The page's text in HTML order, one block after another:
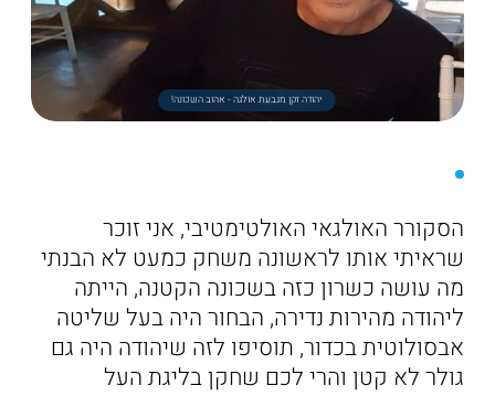
יהודה זקן מגבעת אולגה - אהוב השכונה!
הסקורר האולגאי האולטימטיבי, אני זוכר
שראיתי אותו לראשונה משחק כמעט לא הבנתי
מה עושה כשרון כזה בשכונה הקטנה, הייתה
ליהודה מהירות נדירה, הבחור היה בעל שליטה
אבסולוטית בכדור, תוסיפו לזה שיהודה היה גם
גולר לא קטן והרי לכם שחקן בליגת העל